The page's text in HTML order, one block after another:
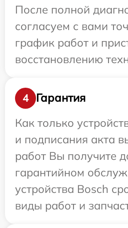
После полной
согласуем с вами
график работ и
восстановлению
4
Гарантия
Как только
и подписания акта
работ Вы получите
гарантийном
устройства Bosch
виды работ и